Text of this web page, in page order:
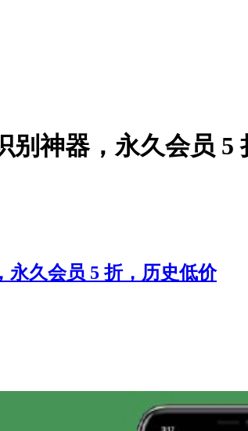
别神器，永久会员 5
永久会员 5 折，历史低价